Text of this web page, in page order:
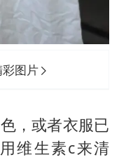
图片
，或者衣服已
维生素c来清